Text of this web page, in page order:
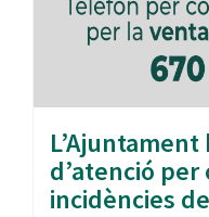
d’atenció
incidències